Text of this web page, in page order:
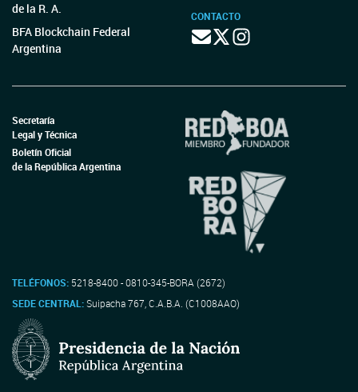
de la R. A.
BFA Blockchain Federal
Argentina
CONTACTO
Secretaría
Legal y Técnica
Boletín Oficial
de la República Argentina
TELÉFONOS: 5218-8400 - 0810-345-BORA (2672)
SEDE CENTRAL:Suipacha 767, C.A.B.A. (C1008AAO)